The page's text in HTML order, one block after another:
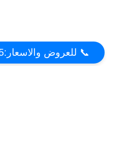
📞 للعروض والاسعار:01022239445